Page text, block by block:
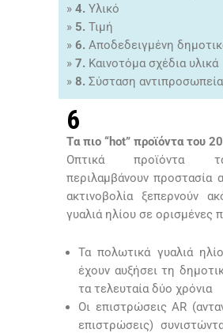
» 4. Υλικό
» 5. Τιμή
» 6. Αποδεδειγμένη
» 7. Καινοτόμα σχέδια υλικά
» 8. Σύσταση
6
Tα πιο “hot” προϊόντα του
Οπτικά προϊόντα
περιλαμβάνουν προστασία
ακτινοβολία ξεπερνούν
γυαλιά ηλίου σε ορισμένες
Τα πολωτικά γυαλιά
έχουν αυξήσει τη
τα τελευταία δύο χρόνια
Οι επιστρώσεις AR
επιστρώσεις)